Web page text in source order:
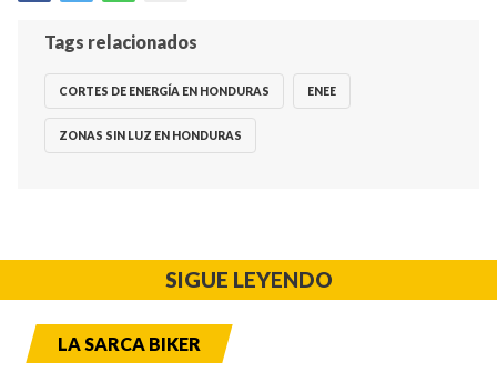
Tags relacionados
CORTES DE ENERGÍA EN HONDURAS ENEE
ZONAS SIN LUZ EN HONDURAS
SIGUE LEYENDO
LA SARCA BIKER